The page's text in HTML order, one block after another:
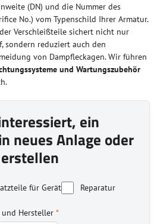
(DN) und die Nummer des
No.) vom Typenschild Ihrer Armatur.
Verschleißteile sichert nicht nur
sondern reduziert auch den
von Dampfleckagen. Wir führen
und Wartungszubehör
ein
neues Anlage oder
für Gerät
Reparatur
und Hersteller *